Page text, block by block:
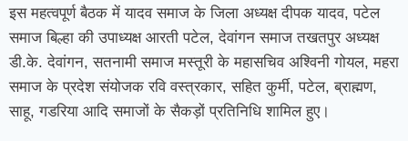
इस महत्वपूर्ण बैठक में यादव समाज के जिला अध्यक्ष दीपक यादव, पटेल
समाज बिल्हा की उपाध्यक्ष आरती पटेल, देवांगन समाज तखतपुर अध्यक्ष
डी.के. देवांगन, सतनामी समाज मस्तूरी के महासचिव अश्विनी गोयल, महरा
समाज के प्रदेश संयोजक रवि वस्त्रकार, सहित कुर्मी, पटेल, ब्राह्मण,
साहू, गडरिया आदि समाजों के सैकड़ों प्रतिनिधि शामिल हुए।